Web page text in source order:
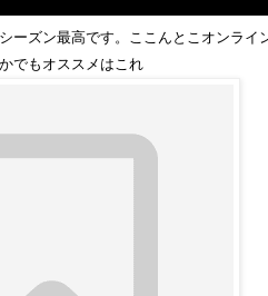
ーズン最高です。ここんとこオンライ
でもオススメはこれ